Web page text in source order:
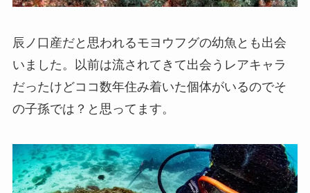
辰ノ口産だと思われるモヨウフグの幼魚とも出会
いました。以前は流されてきて出会うレアキャラ
だったけどココ数年住み着いた個体がいるのでそ
の子孫では？と思ってます。